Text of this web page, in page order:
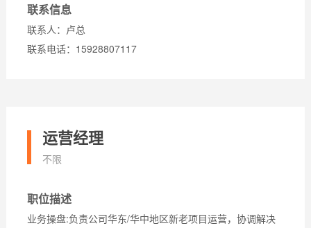
联系信息
联系人：卢总
联系电话：15928807117
运营经理
不限
职位描述
业务操盘:负责公司华东/华中地区新老项目运营，协调解决